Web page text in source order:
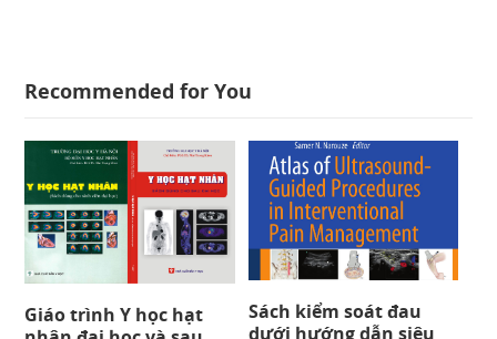
Recommended for You
Giáo trình Y học hạt
Sách kiểm soát đau
dưới hướng dẫn siêu